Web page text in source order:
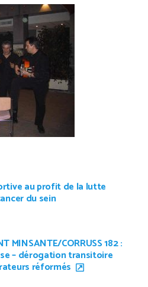
au profit de la lutte
du sein
MINSANTE/CORRUSS 182 :
– dérogation transitoire
réformés